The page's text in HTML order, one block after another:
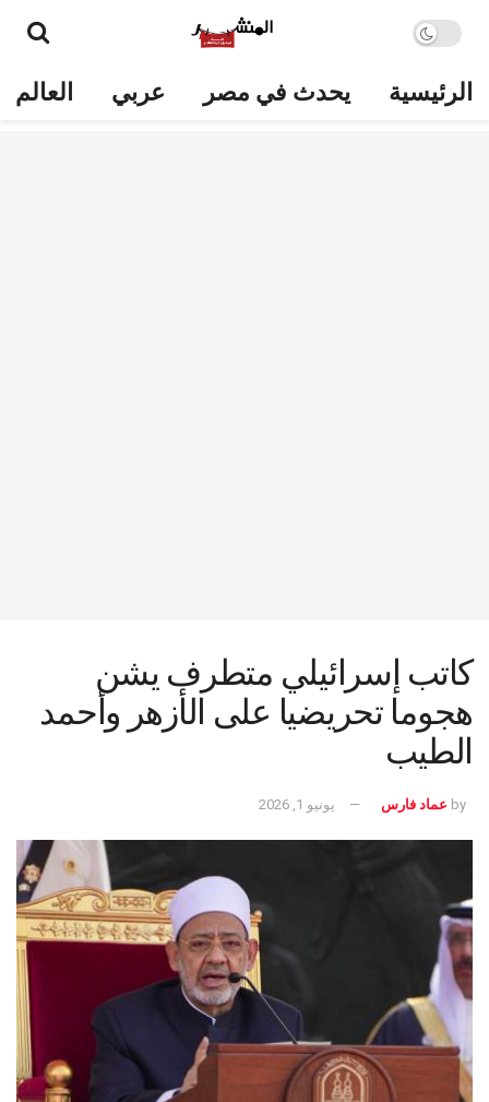
الرئيسية يحدث في مصر عربي العالم
كاتب إسرائيلي متطرف يشن
هجوما تحريضيا على الأزهر وأحمد
الطيب
by عماد فارس يونيو 1, 2026